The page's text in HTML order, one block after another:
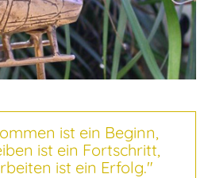
ist ein Beginn,
ist ein Fortschritt,
ist ein Erfolg."